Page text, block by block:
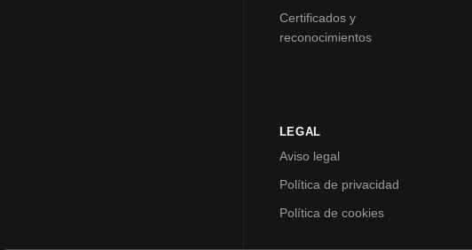
Certificados y
reconocimientos
LEGAL
Aviso legal
Política de privacidad
Política de cookies